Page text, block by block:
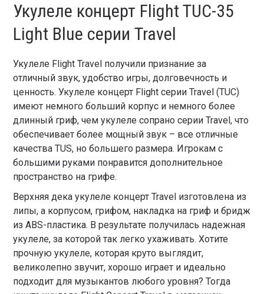
Укулеле концерт Flight TUC-35
Light Blue серии Travel
Укулеле Flight Travel получили признание за
отличный звук, удобство игры, долговечность и
ценность. Укулеле концерт Flight серии Travel (TUC)
имеют немного больший корпус и немного более
длинный гриф, чем укулеле сопрано серии Travel, что
обеспечивает более мощный звук – все отличные
качества TUS, но большего размера. Игрокам с
большими руками понравится дополнительное
пространство на грифе.
Верхняя дека укулеле концерт Travel изготовлена из
липы, а корпусом, грифом, накладка на гриф и бридж
из ABS-пластика. В результате получилась надежная
укулеле, за которой так легко ухаживать. Хотите
прочную укулеле, которая круто выглядит,
великолепно звучит, хорошо играет и идеально
подходит для музыкантов любого уровня? Тогда